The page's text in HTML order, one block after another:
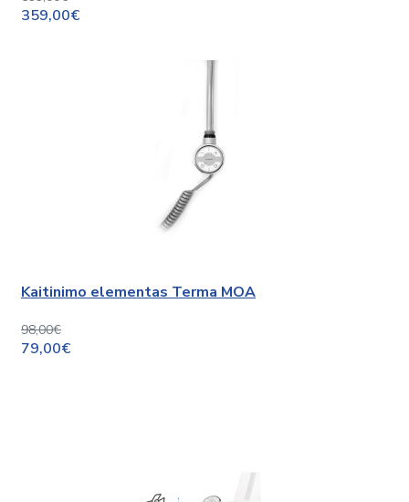
359,00€
Kaitinimo elementas Terma MOA
98,00€
79,00€